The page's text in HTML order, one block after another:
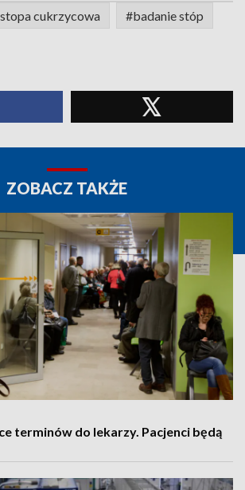
cukrzycowa #badanie stóp
ZOBACZ TAKŻE
terminów do lekarzy. Pacjenci będą